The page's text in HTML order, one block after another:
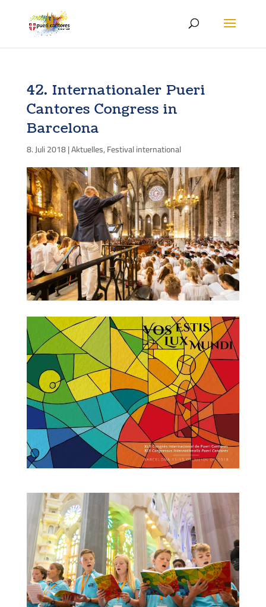
42. Internationaler Pueri
Cantores Congress in
Barcelona
8. Juli 2018|Aktuelles,Festival international